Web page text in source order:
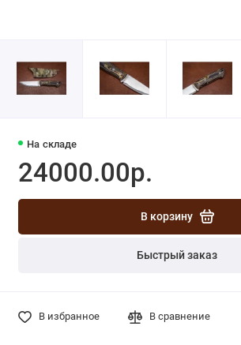
На складе
24000.00р.
В корзину
Быстрый заказ
В избранное В сравнение